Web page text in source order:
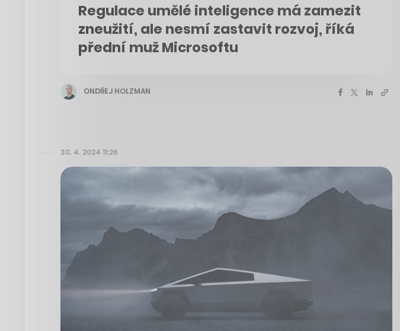
Regulace umělé inteligence má zamezit
zneužití, ale nesmí zastavit rozvoj, říká
přední muž Microsoftu
ONDŘEJ HOLZMAN
30. 4. 2024 11:26